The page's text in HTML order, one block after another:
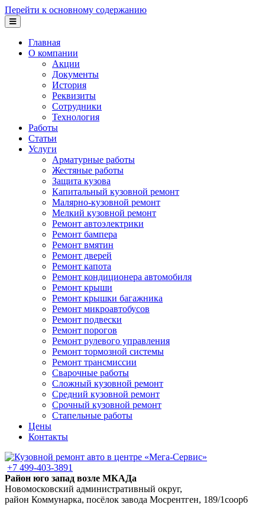
Перейти к основному содержанию
Главная
О компании
Акции
Документы
История
Реквизиты
Сотрудники
Технология
Работы
Статьи
Услуги
Арматурные работы
Жестяные работы
Защита кузова
Капитальный кузовной ремонт
Малярно-кузовной ремонт
Мелкий кузовной ремонт
Ремонт автоэлектрики
Ремонт бампера
Ремонт вмятин
Ремонт дверей
Ремонт капота
Ремонт кондиционера автомобиля
Ремонт крыши
Ремонт крышки багажника
Ремонт микроавтобусов
Ремонт подвески
Ремонт порогов
Ремонт рулевого управления
Ремонт тормозной системы
Ремонт трансмиссии
Сварочные работы
Сложный кузовной ремонт
Средний кузовной ремонт
Срочный кузовной ремонт
Стапельные работы
Цены
Контакты
+7 499-403-3891
Район юго запад возле МКАДа
Новомосковский административный округ,
район Коммунарка, посёлок завода Мосрентген, 189/1соор6